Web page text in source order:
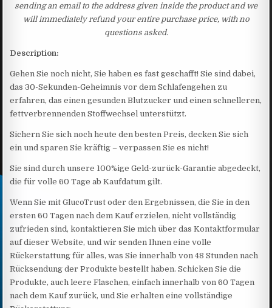
sending an email to the address given inside the product and we
will immediately refund your entire purchase price, with no
questions asked.
Description:
Gehen Sie noch nicht, Sie haben es fast geschafft! Sie sind dabei,
das 30-Sekunden-Geheimnis vor dem Schlafengehen zu
erfahren, das einen gesunden Blutzucker und einen schnelleren,
fettverbrennenden Stoffwechsel unterstützt.
Sichern Sie sich noch heute den besten Preis, decken Sie sich
ein und sparen Sie kräftig – verpassen Sie es nicht!
Sie sind durch unsere 100%ige Geld-zurück-Garantie abgedeckt,
die für volle 60 Tage ab Kaufdatum gilt.
Wenn Sie mit GlucoTrust oder den Ergebnissen, die Sie in den
ersten 60 Tagen nach dem Kauf erzielen, nicht vollständig
zufrieden sind, kontaktieren Sie mich über das Kontaktformular
auf dieser Website, und wir senden Ihnen eine volle
Rückerstattung für alles, was Sie innerhalb von 48 Stunden nach
Rücksendung der Produkte bestellt haben. Schicken Sie die
Produkte, auch leere Flaschen, einfach innerhalb von 60 Tagen
nach dem Kauf zurück, und Sie erhalten eine vollständige